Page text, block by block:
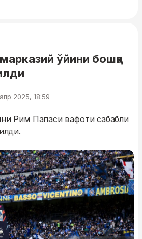
ўйини бошқа
2025, 18:59
Рим Папаси вафоти сабабли